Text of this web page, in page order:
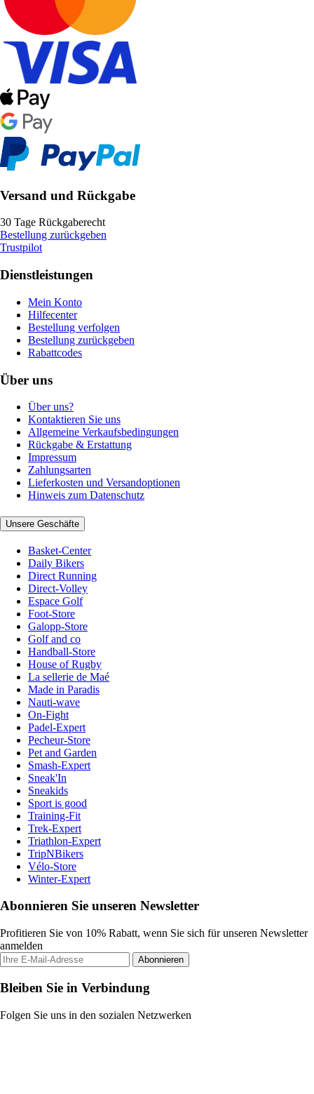
Versand und Rückgabe
30 Tage Rückgaberecht
Bestellung zurückgeben
Trustpilot
Dienstleistungen
Mein Konto
Hilfecenter
Bestellung verfolgen
Bestellung zurückgeben
Rabattcodes
Über uns
Über uns?
Kontaktieren Sie uns
Allgemeine Verkaufsbedingungen
Rückgabe & Erstattung
Impressum
Zahlungsarten
Lieferkosten und Versandoptionen
Hinweis zum Datenschutz
Unsere Geschäfte
Basket-Center
Daily Bikers
Direct Running
Direct-Volley
Espace Golf
Foot-Store
Galopp-Store
Golf and co
Handball-Store
House of Rugby
La sellerie de Maé
Made in Paradis
Nauti-wave
On-Fight
Padel-Expert
Pecheur-Store
Pet and Garden
Smash-Expert
Sneak'In
Sneakids
Sport is good
Training-Fit
Trek-Expert
Triathlon-Expert
TripNBikers
Vélo-Store
Winter-Expert
Abonnieren Sie unseren Newsletter
Profitieren Sie von 10% Rabatt, wenn Sie sich für unseren Newsletter
anmelden
Abonnieren
Bleiben Sie in Verbindung
Folgen Sie uns in den sozialen Netzwerken